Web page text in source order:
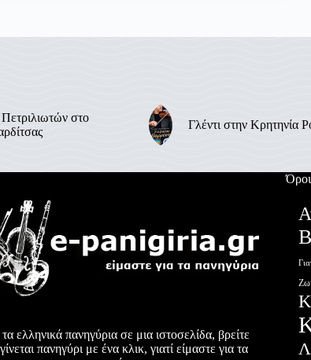
στο
Γλέντι στην Κρητηνία
ελληνικά πανηγύρια σε μια ιστοσελίδα, βρείτε
πανηγύρι με ένα κλικ, γιατί είμαστε για τα